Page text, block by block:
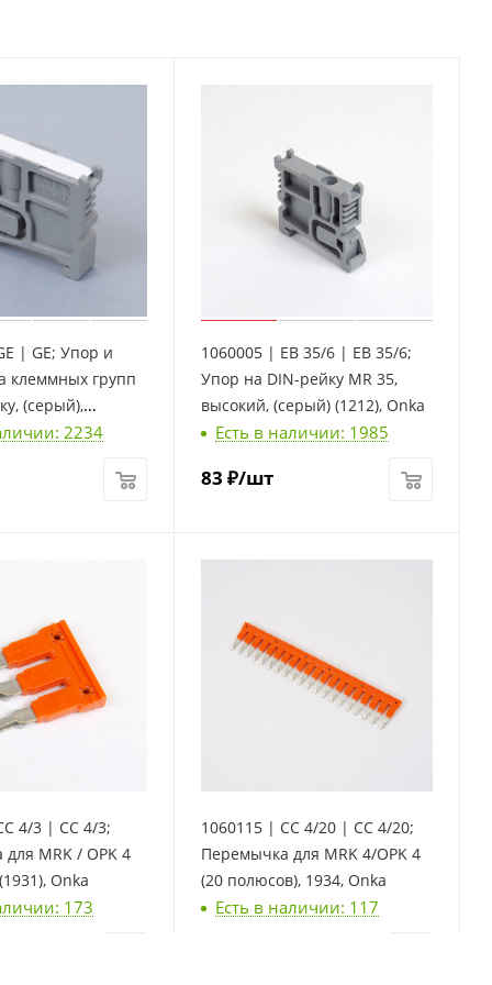
| GE; Упор и
клеммных групп
(серый),
комлекте разм.
2234
1060005 | EB 35/6 | EB 35/6;
Упор на DIN-рейку MR 35,
высокий, (серый) (1212), Onka
Есть в наличии: 1985
83 ₽/шт
4/3 | CC 4/3;
MRK / OPK 4
Onka
173
1060115 | CC 4/20 | CC 4/20;
Перемычка для MRK 4/OPK 4
(20 полюсов), 1934, Onka
Есть в наличии: 117